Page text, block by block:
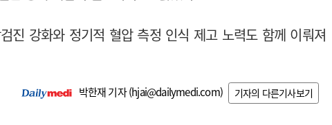
진 강화와 정기적 혈압 측정 인식 제고 노력도 함께 이뤄져
박한재 기자 (hjai@dailymedi.com) 기자의 다른기사보기